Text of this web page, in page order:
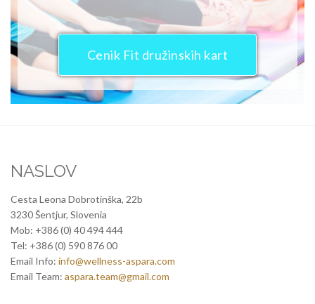
Cenik Fit družinskih kart
NASLOV
Cesta Leona Dobrotinška, 22b
3230 Šentjur, Slovenia
Mob: +386 (0) 40 494 444
Tel: +386 (0) 590 876 00
Email Info: info@wellness-aspara.com
Email Team: aspara.team@gmail.com